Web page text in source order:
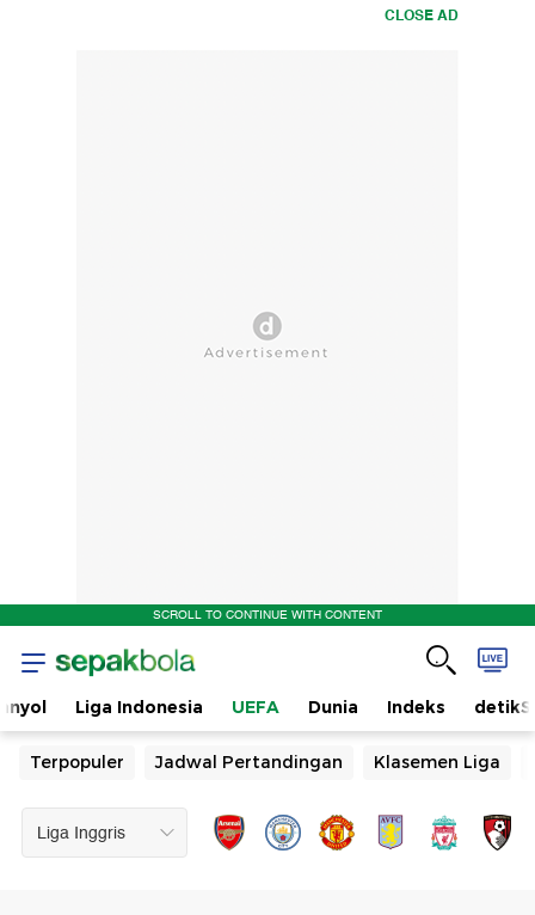
CLOSE AD
SCROLL TO CONTINUE WITH CONTENT
Liga Indonesia UEFA Dunia Indeks
Terpopuler Jadwal Pertandingan Klasemen Liga